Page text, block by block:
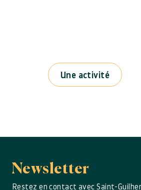
Une activité
Newsletter
Restez en contact avec Saint-